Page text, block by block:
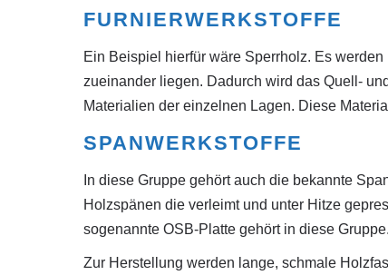
FURNIERWERKSTOFFE
Ein Beispiel hierfür wäre Sperrholz. Es
zueinander liegen. Dadurch wird das Quell-
Materialien der einzelnen Lagen. Diese
SPANWERKSTOFFE
In diese Gruppe gehört auch die bekannte
Holzspänen die verleimt und unter Hitze
sogenannte OSB-Platte gehört in diese
Zur Herstellung werden lange, schmale